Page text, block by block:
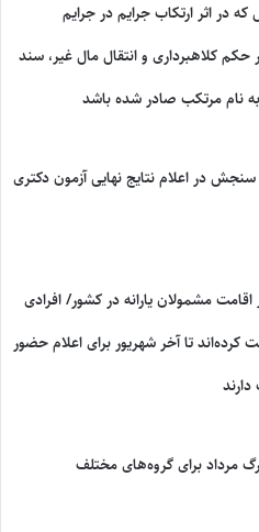
که در اثر ارتکاب جرایم در جرایم
حکم کلاهبرداری و انتقال مال غیر، سند
نام مرتکب صادر شده باشد
در اعلام نتایج نهایی آزمون دکتری
اقامت مشمولان یارانه در کشور/ افرادی
کرده‌اند تا آخر شهریور برای اعلام حضور
مرداد برای گروه‌های مختلف